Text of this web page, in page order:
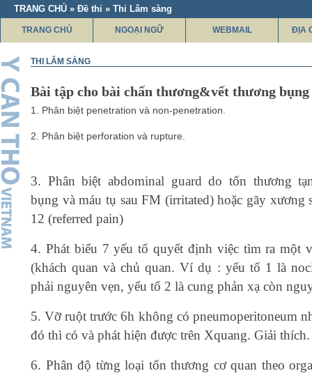
TRANG CHỦ » Đề thi » Thi Lâm sàng
TRANG CHỦ NGOẠI NGỮ WEBMAIL ĐỊA
THI LÂM SÀNG
Bài tập cho bài chấn thương&vết thương bụng
1. Phân biệt penetration và non-penetration.
2. Phân biệt perforation và rupture.
3. Phân biệt abdominal guard do tổn thương
bụng và máu tụ sau FM (irritated) hoặc gãy xương
12 (referred pain)
4. Phát biểu 7 yếu tố quyết định việc tìm ra một
(khách quan và chủ quan. Ví dụ : yếu tố 1 là
phải nguyên vẹn, yếu tố 2 là cung phản xạ còn
5. Vỡ ruột trước 6h không có pneumoperitoneum
đó thì có và phát hiện được trên Xquang. Giải thích.
6. Phân độ từng loại tổn thương cơ quan theo